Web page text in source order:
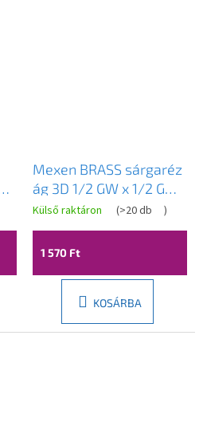
Mexen BRASS sárgaréz
ág 3D 1/2 GW x 1/2 GW
x 1/2 GW - W97425-
121212
Külső raktáron (>20 db )
1 570 Ft
KOSÁRBA